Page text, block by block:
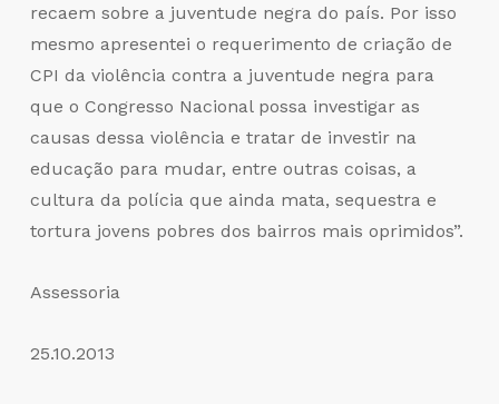
recaem sobre a juventude negra do país. Por isso
mesmo apresentei o requerimento de criação de
CPI da violência contra a juventude negra para
que o Congresso Nacional possa investigar as
causas dessa violência e tratar de investir na
educação para mudar, entre outras coisas, a
cultura da polícia que ainda mata, sequestra e
tortura jovens pobres dos bairros mais oprimidos”.
Assessoria
25.10.2013